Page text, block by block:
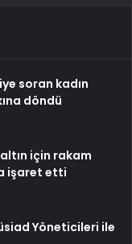
soran kadın
döndü
için rakam
işaret etti
Yöneticileri ile